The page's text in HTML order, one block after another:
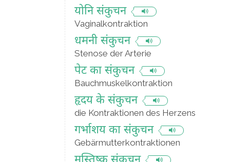
योनि संकुचन
Vaginalkontraktion
धमनी संकुचन
Stenose der Arterie
पेट का संकुचन
Bauchmuskelkontraktion
हृदय के संकुचन
die Kontraktionen des Herzens
गर्भाशय का संकुचन
Gebärmutterkontraktionen